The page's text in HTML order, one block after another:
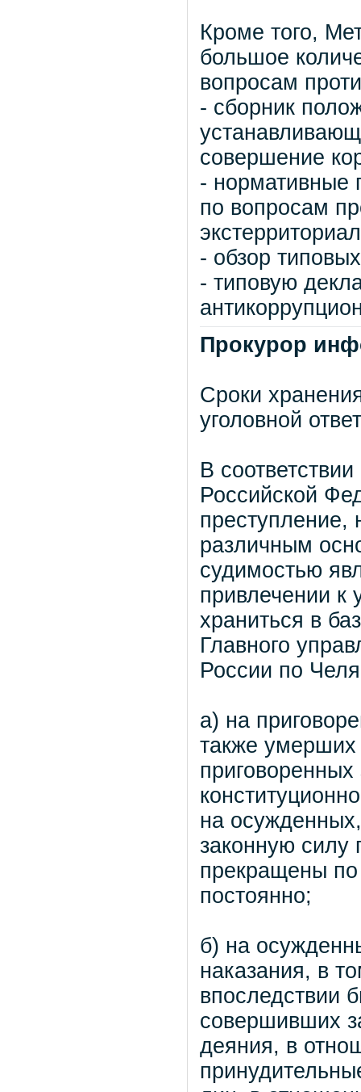
Кроме того,
большое
вопросам
- сборник
совершение
- нормативные
по вопросам
- обзор
- типовую
Прокурор
Сроки
уголовной
В
Российской
преступление,
различным
судимостью
привлечении к
храниться в
Главного
России по
а) на
также
на
законную силу
прекращены
постоянно;
б) на
наказания, в
впоследствии
совершивших
деяния, в